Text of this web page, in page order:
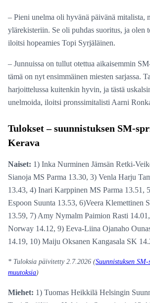
– Pieni unelma oli hyvänä päivänä mitalista,
ylärekisteriin. Se oli puhdas suoritus, ja olen
iloitsi hopeamies Topi Syrjäläinen.
– Junnuissa on tullut otettua aikaisemmin
tämä on nyt ensimmäinen miesten sarjassa.
harjoittelussa kuitenkin hyvin, ja tästä
unelmoida, iloitsi pronssimitalisti Aarni
Tulokset – suunnistuksen SM-
Kerava
Naiset: 1) Inka Nurminen Jämsän Retki-
Sianoja MS Parma 13.30, 3) Venla Harju
13.43, 4) Inari Karppinen MS Parma 13.51,
Espoon Suunta 13.53, 6)Veera Klemettinen
13.59, 7) Amy Nymalm Paimion Rasti
Norway 14.12, 9) Eeva-Liina Ojanaho
14.19, 10) Maiju Oksanen Kangasala SK
* Tuloksia päivitetty 2.7.2026 (Suunnistuksen
muutoksia)
Miehet: 1) Tuomas Heikkilä Helsingin